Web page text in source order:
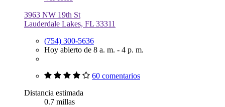
3963 NW 19th St
Lauderdale Lakes, FL 33311
(754) 300-5636
Hoy abierto de 8 a. m. - 4 p. m.
60 comentarios
Distancia estimada
0.7 millas